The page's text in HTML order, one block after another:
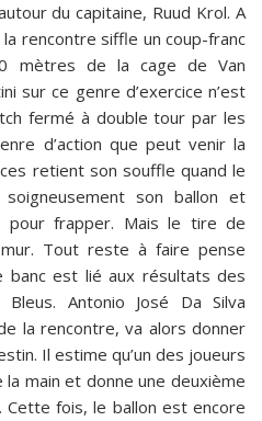
du capitaine, Ruud Krol. A
rencontre siffle un coup-franc
mètres de la cage de Van
sur ce genre d’exercice n’est
fermé à double tour par les
d’action que peut venir la
retient son souffle quand le
son ballon et
pour frapper. Mais le tire de
Tout reste à faire pense
banc est lié aux résultats des
Antonio José Da Silva
la rencontre, va alors donner
Il estime qu’un des joueurs
main et donne une deuxième
Cette fois, le ballon est encore